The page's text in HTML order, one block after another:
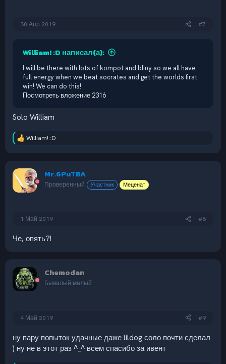
30 Апр 2019 #7
William! :D написал(а):
I will be there with lots of kompot and bliny so we all have
full energy when we beat socrates and get the worlds first
win! We can do this!
Посмотреть вложение 2316
Solo William
Р
ц
и
William! :D
Mr.6PuTBA
Проверенный Участник Меценат
1 Май 2019 #8
Че, опять?!
Chemodan
Бывалый малый
4 Май 2019 #9
ну пару попыток удачные даже lildog соло почти сделал
) ну не в этот раз ^_^ всем спасибо за ивент